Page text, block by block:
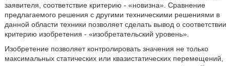
заявителя, соответствие критерию - «новизна». Сравнение
предлагаемого решения с другими техническими решениями в
данной области техники позволяет сделать вывод о соответствии
критерию изобретения - «изобретательский уровень».
Изобретение позволяет контролировать значения не только
максимальных статических или квазистатических перемещений,